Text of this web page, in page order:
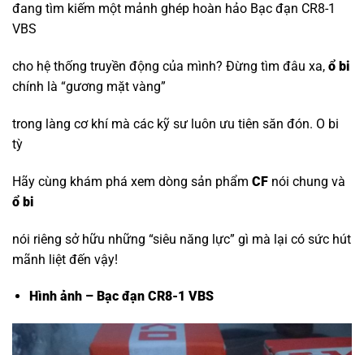
đang tìm kiếm một mảnh ghép hoàn hảo Bạc đạn CR8-1
VBS
cho hệ thống truyền động của mình? Đừng tìm đâu xa, ổ bi
chính là “gương mặt vàng”
trong làng cơ khí mà các kỹ sư luôn ưu tiên săn đón. O bi
tỳ
Hãy cùng khám phá xem dòng sản phẩm CF nói chung và
ổ bi
nói riêng sở hữu những “siêu năng lực” gì mà lại có sức hút
mãnh liệt đến vậy!
Hình ảnh – Bạc đạn CR8-1 VBS